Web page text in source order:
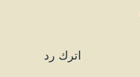
اترك رد